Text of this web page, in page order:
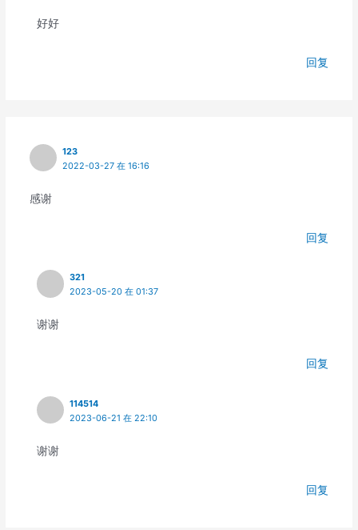
好好
回复
123
2022-03-27 在 16:16
感谢
回复
321
2023-05-20 在 01:37
谢谢
回复
114514
2023-06-21 在 22:10
谢谢
回复